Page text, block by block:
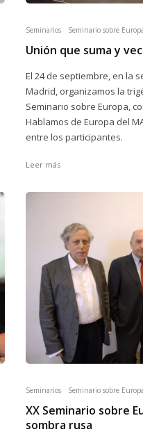
Seminarios Seminario sobre Europa
Unión que suma y
El 24 de septiembre, en la
Madrid, organizamos la
Seminario sobre Europa,
Hablamos de Europa del
entre los participantes.
Leer más
Seminarios Seminario sobre Europa
XX Seminario sobre
sombra rusa